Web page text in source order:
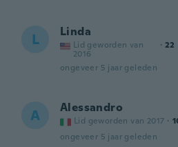
L Linda
Lid geworden van
2016
· 22
ongeveer 5 jaar geleden
A Alessandro
Lid geworden van 2017 ·
ongeveer 5 jaar geleden